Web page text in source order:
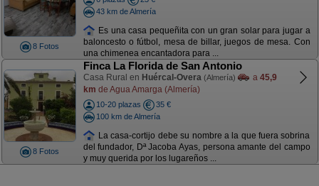
8 Fotos
43 km de Almería
Es una casa pequeñita con un gran solar para jugar a
baloncesto o fútbol, mesa de billar, juegos de mesa. Con
una chimenea encantadora para ...
8 Fotos
Finca La Florida de San Antonio
Casa Rural en Huércal-Overa (Almería) a 45,9
km de Agua Amarga (Almería)
10-20 plazas
35 €
100 km de Almería
La casa-cortijo debe su nombre a la que fuera sobrina
del fundador, Dª Jacoba Ayas, persona amante del campo
y muy querida por los lugareños ...